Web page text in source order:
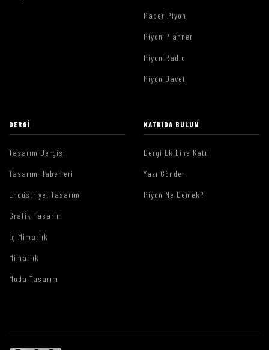
Paper Piyon
Piyon Planner
Piyon Radio
Piyon Davet
DERGI
Tasarım Dergisi
Tasarım Haberleri
Endüstriyel Tasarım
Grafik Tasarım
İç Mimarlık
Mimarlık
Moda Tasarım
KATKIDA BULUN
Dergi Ekibine Katıl
Yazı Gönder
Piyon Ne Demek?